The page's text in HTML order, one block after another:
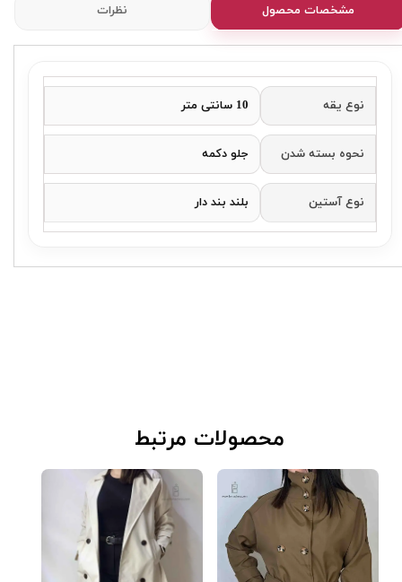
مشخصات محصول نظرات
نوع یقه 10 سانتی متر
نحوه بسته شدن جلو دکمه
نوع آستین بلند بند دار
​محصولات مرتبط